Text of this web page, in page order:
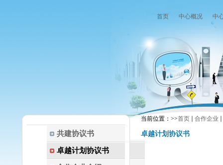
首页 中心概况 中
共建协议书
卓越计划协议书
当前位置： >>首页 合作企业
卓越计划协议书